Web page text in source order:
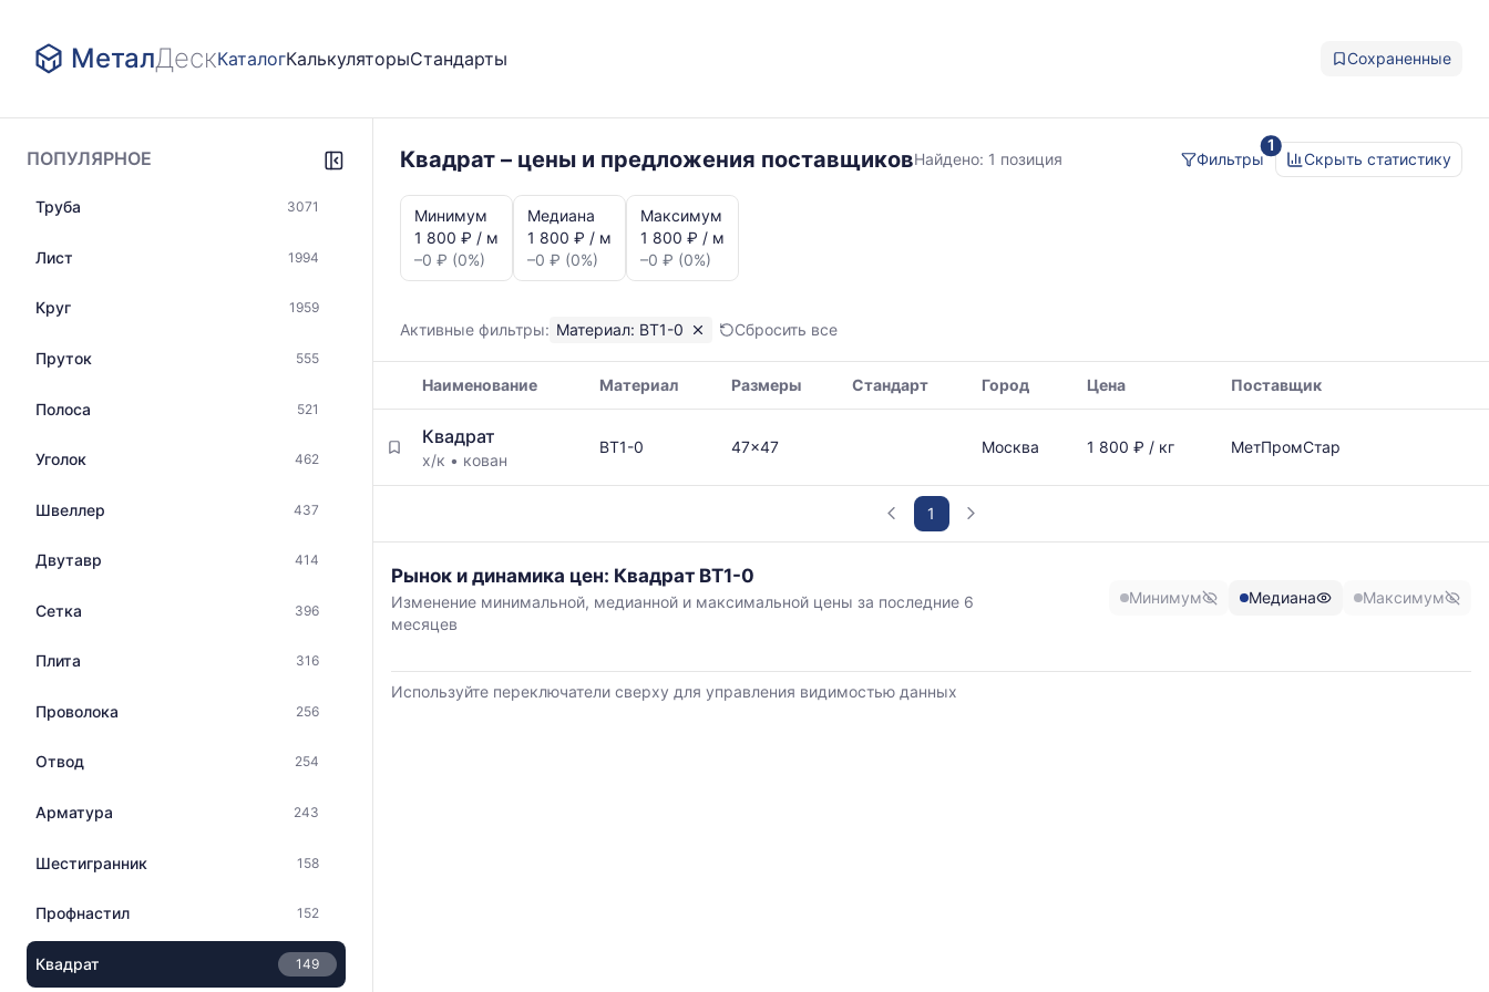
МеталДескКаталогКалькуляторыСтандарты Сохраненные
ПОПУЛЯРНОЕ
Труба 3071
Лист 1994
Круг 1959
Пруток 555
Полоса 521
Уголок 462
Швеллер 437
Двутавр 414
Сетка 396
Плита 316
Проволока 256
Отвод 254
Арматура 243
Шестигранник 158
Профнастил 152
Квадрат 149
Квадрат – цены и предложения поставщиковВТ1-
Найдено: 1 позиция
1
Фильтры
Скрыть статистику
динамика
цен:
Квадрат
0
Показаны
минимальная,
медианная
и
максимальная
цена
листов
за
последний
месяц.
рассчитывается
по
Минимум
1 800 ₽ / м
–0 ₽ (0%)
Медиана
1 800 ₽ / м
–0 ₽ (0%)
Максимум
1 800 ₽ / м
–0 ₽ (0%)
Активные фильтры: Материал: ВТ1-0 Сбросить все
цен
металлопрокат
размеров
поставщиков
Наименование Материал Размеры Стандарт Город Цена Поставщик
Квадрат
х/к • кован
ВТ1-0 47x47 Москва 1 800 ₽ / кг МетПромСтар
1
График
отражает
изменение
минимальной,
максимальной
Рынок и динамика цен: Квадрат ВТ1-0
Изменение минимальной, медианной и максимальной цены за последние 6
месяцев
Минимум Медиана Максимум
Используйте переключатели сверху для управления видимостью данных